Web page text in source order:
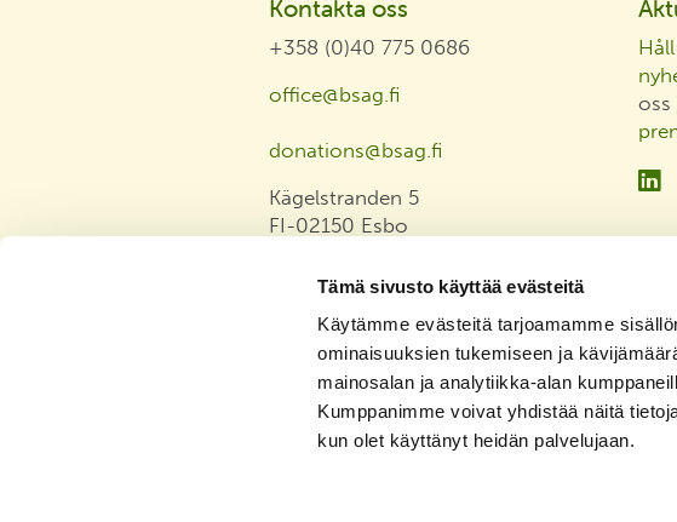
Tämä sivusto käyttää evästeitä
Käytämme evästeitä tarjoamamme
ominaisuuksien tukemiseen ja
mainosalan ja analytiikka-alan
Kumppanimme voivat yhdistää näitä
kun olet käyttänyt heidän palvelujaan.
Kontakta oss
+358 (0)40 775 0686
office@bsag.fi
donations@bsag.fi
Kägelstranden 5
FI-02150 Esbo
Dataskyddsbeskrivning
Tasa-arvo ja yhdenvertaisuus
julkilausuma
oss